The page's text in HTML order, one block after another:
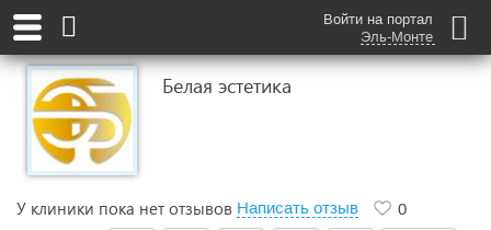
Войти на портал
Эль-Монте
Белая эстетика
У клиники пока нет отзывов Написать отзыв
0